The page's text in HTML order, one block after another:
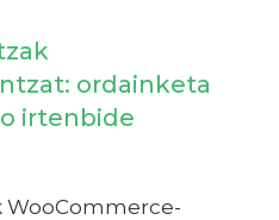
ordainketa
irtenbide
WooCommerce-